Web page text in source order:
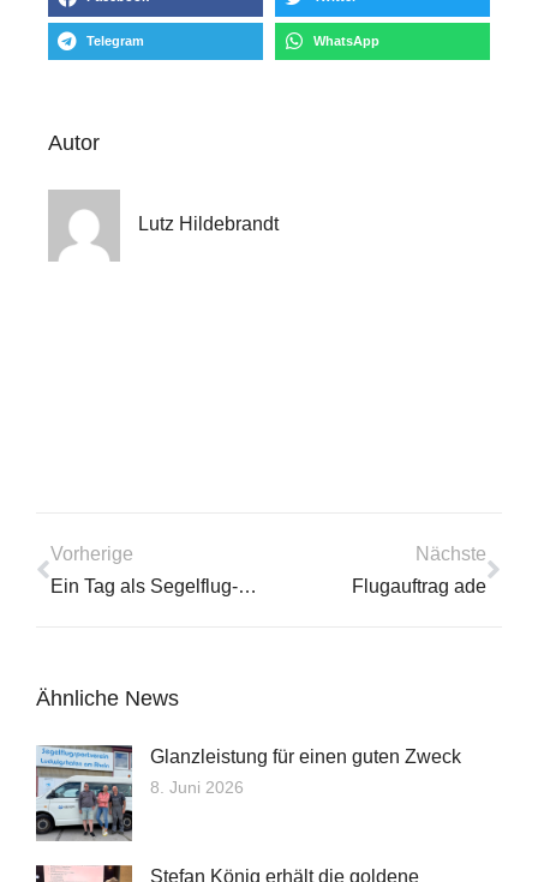
Telegram WhatsApp
Autor
Lutz Hildebrandt
Vorherige
Ein Tag als Segelflug-Pilot, Teil 2
Nächste
Flugauftrag ade
Ähnliche News
Glanzleistung für einen guten Zweck
8. Juni 2026
Stefan König erhält die goldene